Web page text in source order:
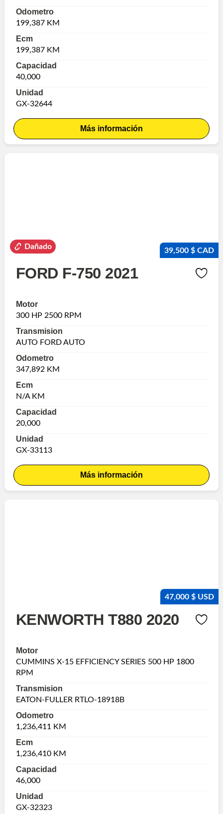
Odometro
199,387 KM
Ecm
199,387 KM
Capacidad
40,000
Unidad
GX-32644
Más información
Dañado 39,500 $ CAD
FORD F-750 2021
Motor
300 HP 2500 RPM
Transmision
AUTO FORD AUTO
Odometro
347,892 KM
Ecm
N/A KM
Capacidad
20,000
Unidad
GX-33113
Más información
47,000 $ USD
KENWORTH T880 2020
Motor
CUMMINS X-15 EFFICIENCY SERIES 500 HP 1800
RPM
Transmision
EATON-FULLER RTLO-18918B
Odometro
1,236,411 KM
Ecm
1,236,410 KM
Capacidad
46,000
Unidad
GX-32323